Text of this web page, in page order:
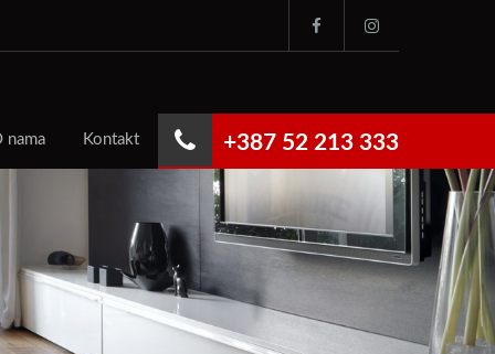
+387 52 213 333
nama Kontakt